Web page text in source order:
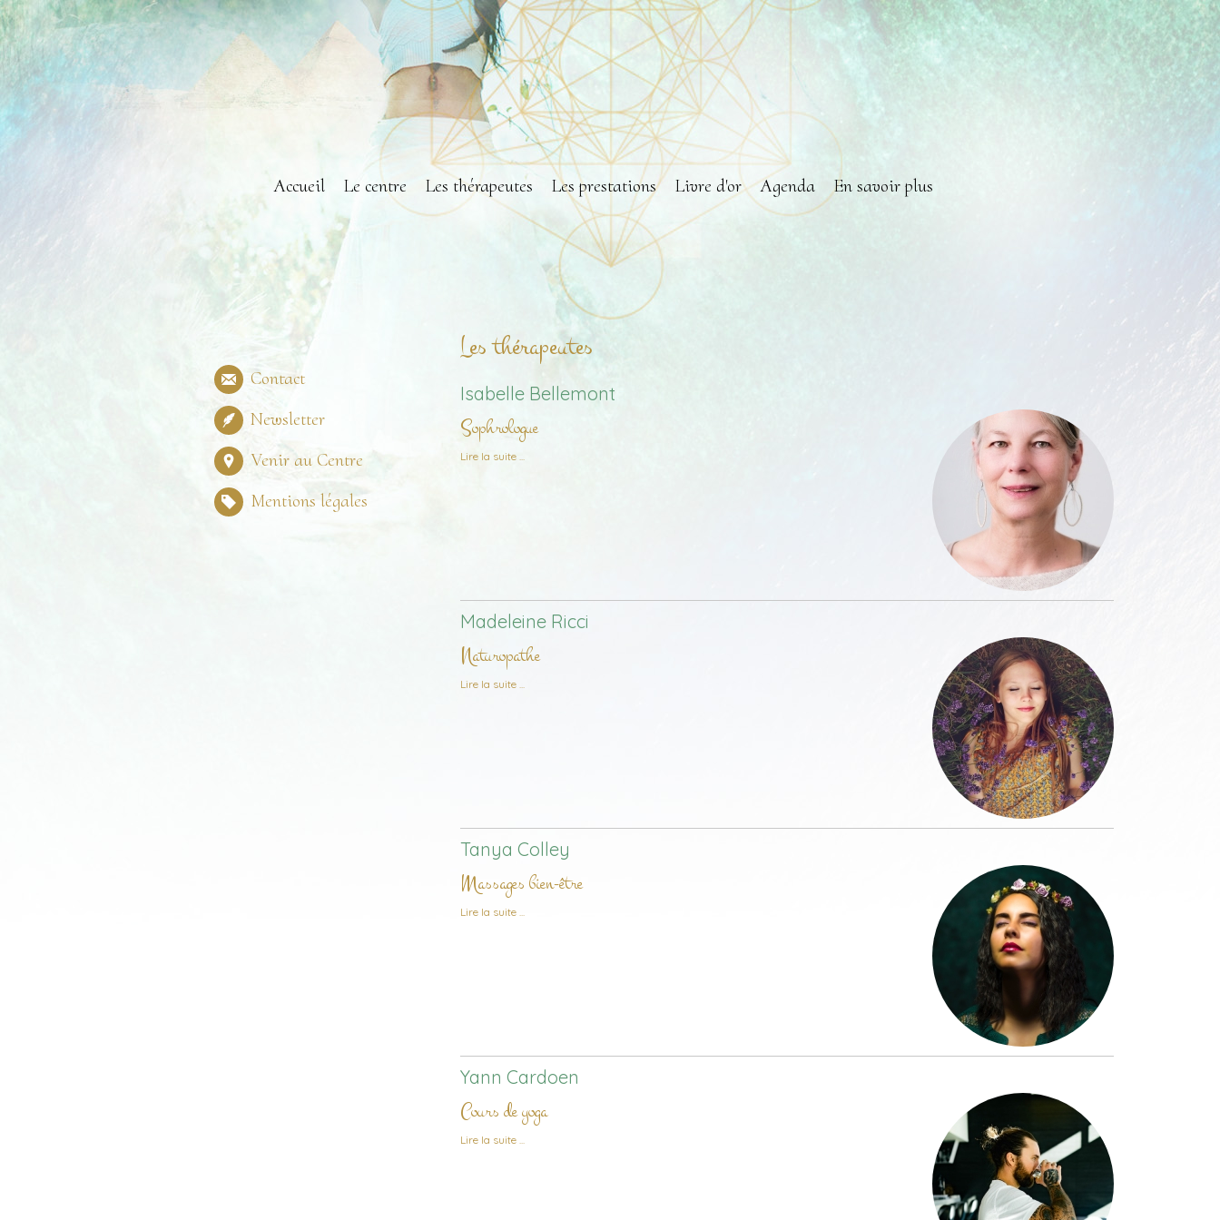
Accueil Le centre Les thérapeutes Les prestations Livre d'or Agenda En savoir plus
Contact
Newsletter
Venir au Centre
Mentions légales
Les thérapeutes
Isabelle Bellemont
Sophrologue
Lire la suite
Madeleine Ricci
Naturopathe
Lire la suite
Tanya Colley
Massages bien-être
Lire la suite
Yann Cardoen
Cours de yoga
Lire la suite